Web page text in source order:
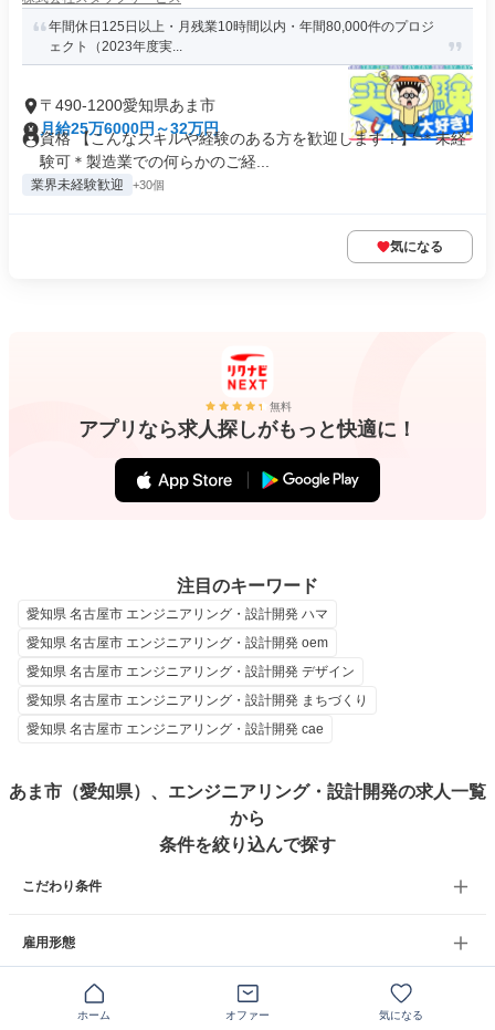
年間休日125日以上・月残業10時間以内・年間80,000件のプロジ
ェクト（2023年度実...
〒490-1200愛知県あま市
月給25万6000円～32万円
資格 【こんなスキルや経験のある方を歓迎します！】 ＊未経
験可＊製造業での何らかのご経...
業界未経験歓迎 +30個
気になる
無料
アプリなら求人探しがもっと快適に！
注目のキーワード
愛知県 名古屋市 エンジニアリング・設計開発 ハマ
愛知県 名古屋市 エンジニアリング・設計開発 oem
愛知県 名古屋市 エンジニアリング・設計開発 デザイン
愛知県 名古屋市 エンジニアリング・設計開発 まちづくり
愛知県 名古屋市 エンジニアリング・設計開発 cae
あま市（愛知県）、エンジニアリング・設計開発の求人一覧
から
条件を絞り込んで探す
こだわり条件
雇用形態
ホーム オファー 気になる